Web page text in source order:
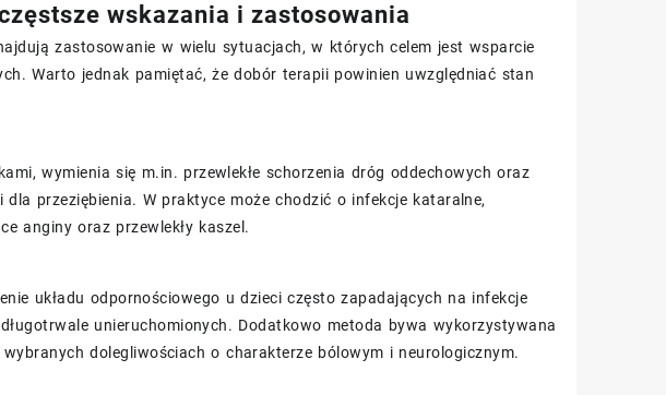
wskazania i zastosowania
zastosowanie w wielu sytuacjach, w których celem jest wsparcie
Warto jednak pamiętać, że dobór terapii powinien uwzględniać stan
wymienia się m.in. przewlekłe schorzenia dróg oddechowych oraz
przeziębienia. W praktyce może chodzić o infekcje kataralne,
anginy oraz przewlekły kaszel.
układu odpornościowego u dzieci często zapadających na infekcje
unieruchomionych. Dodatkowo metoda bywa wykorzystywana
dolegliwościach o charakterze bólowym i neurologicznym.